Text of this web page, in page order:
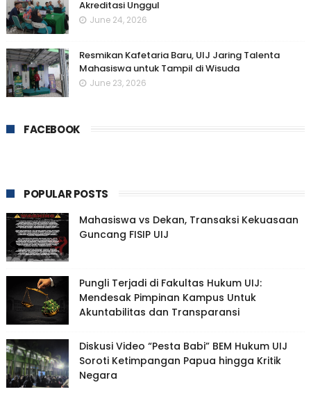
Akreditasi Unggul
June 24, 2026
Resmikan Kafetaria Baru, UIJ Jaring Talenta
Mahasiswa untuk Tampil di Wisuda
June 23, 2026
FACEBOOK
POPULAR POSTS
Mahasiswa vs Dekan, Transaksi Kekuasaan
Guncang FISIP UIJ
Pungli Terjadi di Fakultas Hukum UIJ:
Mendesak Pimpinan Kampus Untuk
Akuntabilitas dan Transparansi
Diskusi Video “Pesta Babi” BEM Hukum UIJ
Soroti Ketimpangan Papua hingga Kritik
Negara